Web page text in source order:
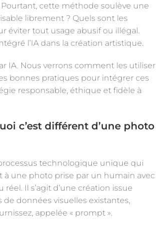
Pourtant, cette méthode soulève une
librement ? Quels sont les
éviter tout usage abusif ou illégal.
l’IA dans la création artistique.
IA. Nous verrons comment les utiliser
bonnes pratiques pour intégrer ces
responsable, éthique et fidèle à
c’est différent d’une photo
technologique unique qui
à une photo prise par un humain avec
Il s’agit d’une création issue
données visuelles existantes,
appelée « prompt ».